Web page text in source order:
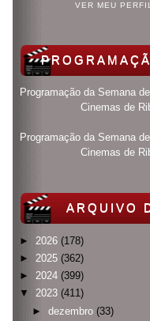
VER MEU
Programação da Semana
Cinemas de
Programação da Semana
Cinemas de
ARQUIVO
► 2026 (178)
► 2025 (362)
► 2024 (399)
▼
2023 (411)
► dezembro (33)